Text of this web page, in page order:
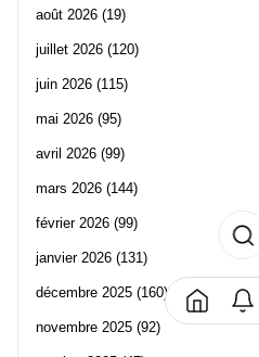
août 2026 (19)
juillet 2026 (120)
juin 2026 (115)
mai 2026 (95)
avril 2026 (99)
mars 2026 (144)
février 2026 (99)
janvier 2026 (131)
décembre 2025 (160)
novembre 2025 (92)